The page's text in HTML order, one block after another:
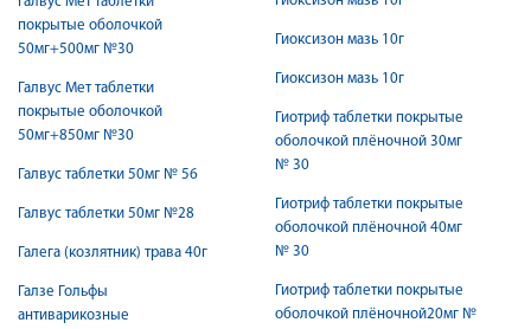
покрытые оболочкой
50мг+500мг №30
Галвус Мет таблетки
покрытые оболочкой
50мг+850мг №30
Галвус таблетки 50мг № 56
Галвус таблетки 50мг №28
Галега (козлятник) трава 40г
Галзе Гольфы
антиварикозные
Гиоксизон мазь 10г
Гиоксизон мазь 10г
Гиотриф таблетки покрытые
оболочкой плёночной 30мг
№ 30
Гиотриф таблетки покрытые
оболочкой плёночной 40мг
№ 30
Гиотриф таблетки покрытые
оболочкой плёночной20мг №